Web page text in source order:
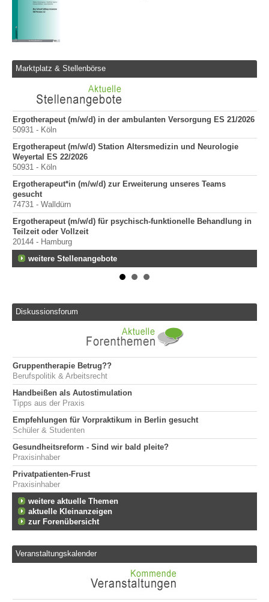
Marktplatz & Stellenbörse
Ergotherapeut (m/w/d) in der ambulanten Versorgung ES 21/2026
50931 - Köln
Ergotherapeut (m/w/d) Station Altersmedizin und Neurologie
Weyertal ES 22/2026
50931 - Köln
Ergotherapeut*in (m/w/d) zur Erweiterung unseres Teams
gesucht
74731 - Walldürn
Ergotherapeut (m/w/d) für psychisch-funktionelle Behandlung in
Teilzeit oder Vollzeit
20144 - Hamburg
weitere Stellenangebote
Diskussionsforum
Gruppentherapie Betrug??
Berufspolitik & Arbeitsrecht
Handbeißen als Autostimulation
Tipps aus der Praxis
Empfehlungen für Vorpraktikum in Berlin gesucht
Schüler & Studenten
Gesundheitsreform - Sind wir bald pleite?
Praxisinhaber
Privatpatienten-Frust
Praxisinhaber
weitere aktuelle Themen
aktuelle Kleinanzeigen
zur Forenübersicht
Veranstaltungskalender